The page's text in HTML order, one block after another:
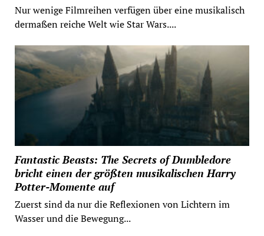
Nur wenige Filmreihen verfügen über eine musikalisch
dermaßen reiche Welt wie Star Wars....
Fantastic Beasts: The Secrets of Dumbledore
bricht einen der größten musikalischen Harry
Potter-Momente auf
Zuerst sind da nur die Reflexionen von Lichtern im
Wasser und die Bewegung...